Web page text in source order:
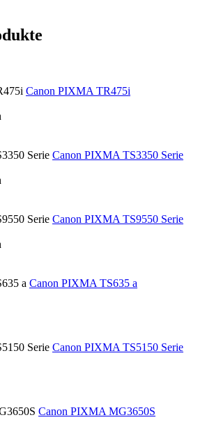
Canon PIXMA TR475i
Canon PIXMA TS3350 Serie
Canon PIXMA TS9550 Serie
Canon PIXMA TS635 a
Canon PIXMA TS5150 Serie
Canon PIXMA MG3650S